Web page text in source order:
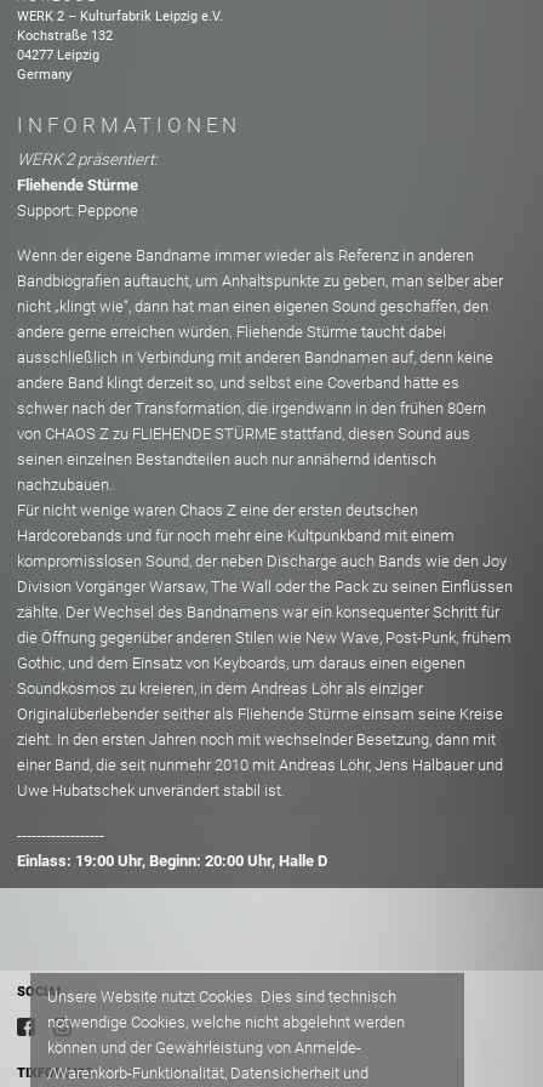
WERK 2 – Kulturfabrik Leipzig e.V.
Kochstraße 132
04277 Leipzig
Germany
INFORMATIONEN
WERK 2 präsentiert:
Fliehende Stürme
Support: Peppone
Wenn der eigene Bandname immer wieder als Referenz in anderen
Bandbiografien auftaucht, um Anhaltspunkte zu geben, man selber aber
nicht „klingt wie“, dann hat man einen eigenen Sound geschaffen, den
andere gerne erreichen würden. Fliehende Stürme taucht dabei
ausschließlich in Verbindung mit anderen Bandnamen auf, denn keine
andere Band klingt derzeit so, und selbst eine Coverband hätte es
schwer nach der Transformation, die irgendwann in den frühen 80ern
von CHAOS Z zu FLIEHENDE STÜRME stattfand, diesen Sound aus
seinen einzelnen Bestandteilen auch nur annähernd identisch
nachzubauen.
Für nicht wenige waren Chaos Z eine der ersten deutschen
Hardcorebands und für noch mehr eine Kultpunkband mit einem
kompromisslosen Sound, der neben Discharge auch Bands wie den Joy
Division Vorgänger Warsaw, The Wall oder the Pack zu seinen Einflüssen
zählte. Der Wechsel des Bandnamens war ein konsequenter Schritt für
die Öffnung gegenüber anderen Stilen wie New Wave, Post-Punk, frühem
Gothic, und dem Einsatz von Keyboards, um daraus einen eigenen
Soundkosmos zu kreieren, in dem Andreas Löhr als einziger
Originalüberlebender seither als Fliehende Stürme einsam seine Kreise
zieht. In den ersten Jahren noch mit wechselnder Besetzung, dann mit
einer Band, die seit nunmehr 2010 mit Andreas Löhr, Jens Halbauer und
Uwe Hubatschek unverändert stabil ist.
------------------
Einlass: 19:00 Uhr, Beginn: 20:00 Uhr, Halle D
SOCIAL
TIXFORGIGS
Unsere Website nutzt Cookies. Dies sind technisch
notwendige Cookies, welche nicht abgelehnt werden
können und der Gewährleistung von Anmelde-
/Warenkorb-Funktionalität, Datensicherheit und